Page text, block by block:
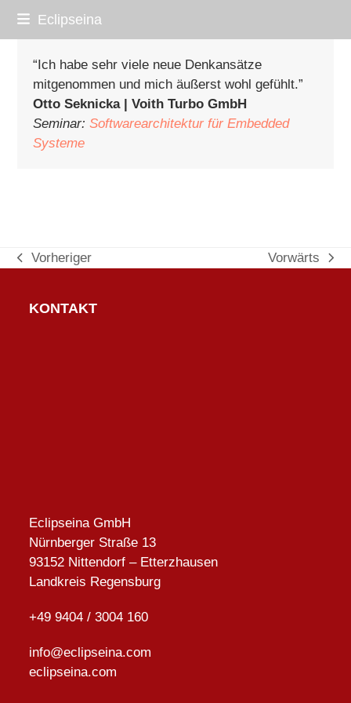
Eclipseina
“Ich habe sehr viele neue Denkansätze
mitgenommen und mich äußerst wohl gefühlt.”
Otto Seknicka | Voith Turbo GmbH
Seminar:Softwarearchitektur für Embedded
Systeme
vorheriger
Vorheriger
Nächster
Vorwärts
KONTAKT
Eclipseina GmbH
Nürnberger Straße 13
93152 Nittendorf – Etterzhausen
Landkreis Regensburg
+49 9404 / 3004 160
info@eclipseina.com
eclipseina.com